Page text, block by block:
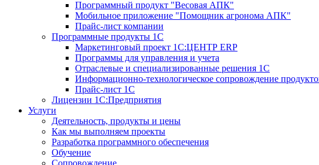
Программный продукт "Весовая АПК"
Мобильное приложение "Помощник агронома АПК"
Прайс-лист компании
Программные продукты 1С
Маркетинговый проект 1С:ЦЕНТР ERP
Программы для управления и учета
Отраслевые и специализированные решения 1С
Информационно-технологическое сопровождение
Прайс-лист 1С
Лицензии 1С:Предприятия
Услуги
Деятельность, продукты и цены
Как мы выполняем проекты
Разработка программного обеспечения
Обучение
Сопровождение